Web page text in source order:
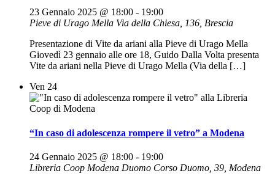
23 Gennaio 2025 @ 18:00 - 19:00
Pieve di Urago Mella Via della Chiesa, 136, Brescia
Presentazione di Vite da ariani alla Pieve di Urago Mella
Giovedì 23 gennaio alle ore 18, Guido Dalla Volta presenta
Vite da ariani nella Pieve di Urago Mella (Via della […]
Ven 24
“In caso di adolescenza rompere il vetro” a Modena
24 Gennaio 2025 @ 18:00 - 19:00
Libreria Coop Modena Duomo Corso Duomo, 39, Modena